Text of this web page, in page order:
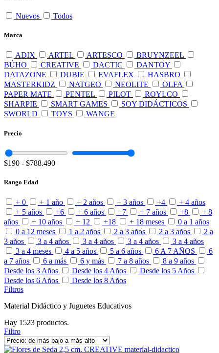
Nuevos Todos
Marca
ADIX ARTEL ARTESCO
BRUYNZEEL
BÚHO
CREATIVE DACTIC
DANTOY
DATAZONE
DUBIE EVAFLEX
HASBRO
MASTERKIDZ
NATGEO NEOLITE
OLFA
PAPER MATE
PENTEL PILOT
ROYLCO
SHARPIE
SMART GAMES
SOY DIDÁCTICOS
SWORLD
TOYS WANGE
Precio
$190 - $788.490
Rango Edad
+ 0 + 1 año + 2 años + 3 años +4
+ 4 años
+ 5 años
+6 + 6 años +7 + 7 años +8
+ 8
años
+ 10 años + 12 +18 + 18 meses
0 a 1 años
0 a 12 meses
1 a 2 años 2 a 3 años 2 a 3 años
2 a
3 años
3 a 4 años 3 a 4 años 3 a 4 años
3 a 4 años
3 a 4 meses
4 a 5 años 5 a 6 años 6 A 7 AÑOS
6
a 7 años
6 a más 6 y más 7 a 8 años
8 a 9 años
Desde los 3 Años
Desde los 4 Años
Desde los 5 Años
Desde los 6 Años
Desde los 8 Años
Filtros
Material Didáctico y Juguetes Educativos
Hay 1523 productos.
Filtro